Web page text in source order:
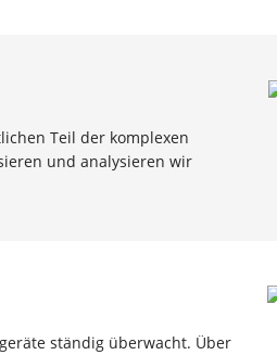
Teil der komplexen
und analysieren wir
ständig überwacht. Über